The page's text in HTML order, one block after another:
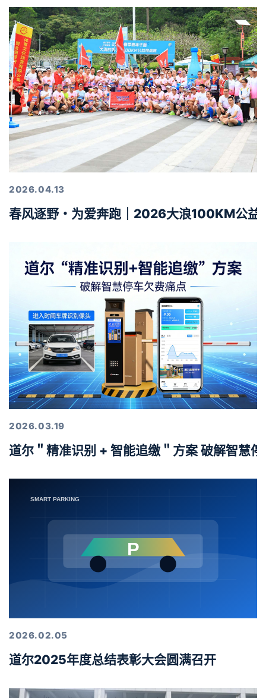
2026.04.13
春风逐野・为爱奔跑｜2026大浪100KM公益
2026.03.19
道尔＂精准识别 + 智能追缴＂方案 破解智慧
2026.02.05
道尔2025年度总结表彰大会圆满召开